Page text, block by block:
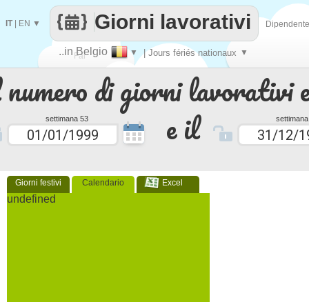
di giorni lavorativi
settimana 53 e il
Giorni festivi Calendario Excel
undefined
Fai
contare
..in Belgio ▼ | Jours fériés nationaux ▼
Giorni lavorativi
IT| EN ▼